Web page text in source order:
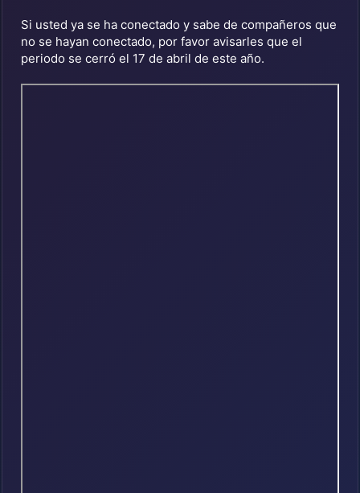
Si usted ya se ha conectado y sabe de compañeros que
no se hayan conectado, por favor avisarles que el
periodo se cerró el 17 de abril de este año.